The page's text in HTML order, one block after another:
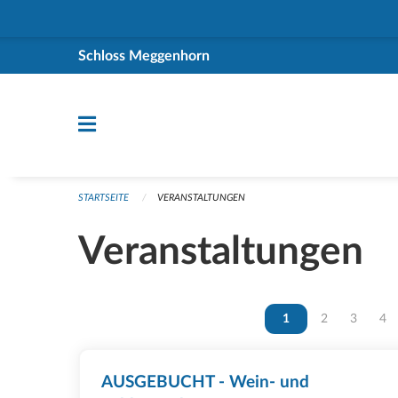
Schloss Meggenhorn
STARTSEITE VERANSTALTUNGEN
Veranstaltungen
Vous êtes sur la page
1 Vous êtes sur
2 Vous
3 4
AUSGEBUCHT - Wein- und